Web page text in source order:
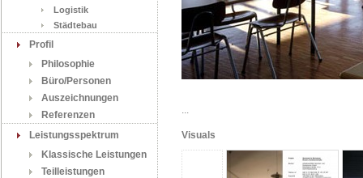
Logistik
Städtebau
Profil
Philosophie
Büro/Personen
Auszeichnungen
Referenzen
Leistungsspektrum
Klassische Leistungen
Teilleistungen
...
Visuals